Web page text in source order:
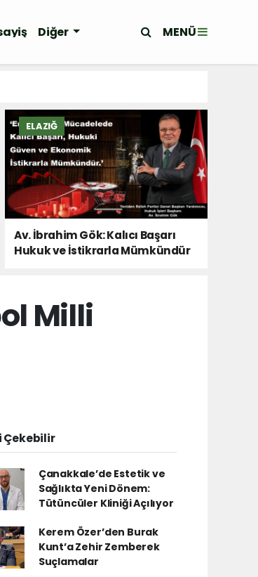
Diğer MENÜ
ELAZIĞ
Av. İbrahim Gök: Kalıcı Başarı
Hukuk ve İstikrarla Mümkündür
Milli
Çekebilir
Çanakkale’de Estetik ve
Sağlıkta Yeni Dönem:
Tütüncüler Kliniği Açılıyor
Kerem Özer’den Burak
Kunt’a Zehir Zemberek
Suçlamalar